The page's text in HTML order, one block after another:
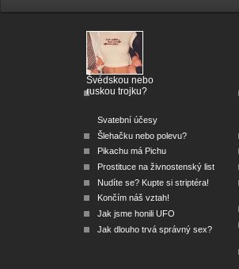
Švédskou nebo
ruskou trojku?
Svatební účesy
Šlehačku nebo polevu?
Pikachu má Pichu
Prostituce na živnostenský list
Nudíte se? Kupte si striptéra!
Končím náš vztah!
Jak jsme honili UFO
Jak dlouho trvá správný sex?